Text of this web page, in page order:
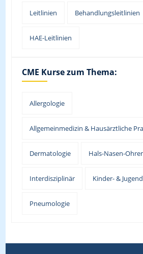
Leitlinien Behandlungsleitlinien
HAE-Leitlinien
CME Kurse zum Thema:
Allergologie
Allgemeinmedizin & Hausärztliche
Dermatologie Hals-Nasen-
Interdisziplinär Kinder- &
Pneumologie